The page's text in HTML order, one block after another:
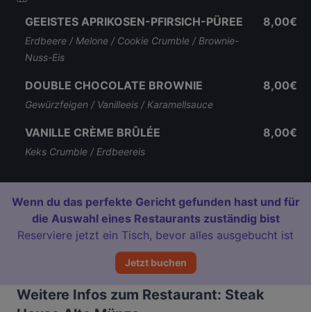
GEEISTES APRIKOSEN-PFIRSICH-PÜREE
Erdbeere / Melone / Cookie Crumble / Brownie-
Nuss-Eis
8,00€
DOUBLE CHOCOLATE BROWNIE
Gewürzfeigen / Vanilleeis / Karamellsauce
8,00€
VANILLE CRÈME BRÛLÉE
Keks Crumble / Erdbeereis
8,00€
Wenn du das perfekte Gericht gefunden hast und für
die Auswahl eines Restaurants zuständig bist
Reserviere jetzt ein Tisch, bevor alles ausgebucht ist
Jetzt buchen
Weitere Infos zum Restaurant: Steak